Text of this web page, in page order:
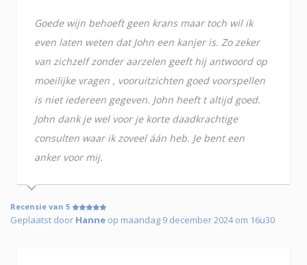
Goede wijn behoeft geen krans maar toch wil ik
even laten weten dat John een kanjer is. Zo zeker
van zichzelf zonder aarzelen geeft hij antwoord op
moeilijke vragen , vooruitzichten goed voorspellen
is niet iedereen gegeven. John heeft t altijd goed.
John dank je wel voor je korte daadkrachtige
consulten waar ik zoveel áán heb. Je bent een
anker voor mij.
Recensie van 5
Geplaatst door Hanne op maandag 9 december 2024 om 16u30